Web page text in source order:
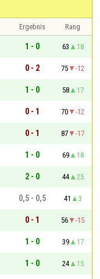
Ergebnis
Rang
1 - 0 63
18
0 - 2 75
-12
1 - 0 58
17
0 - 1 70
-12
0 - 1 87
-17
1 - 0 69
18
2 - 0 44
25
0,5 - 0,5 41
3
0 - 1 56
-15
1 - 0 39
17
1 - 0 24
15